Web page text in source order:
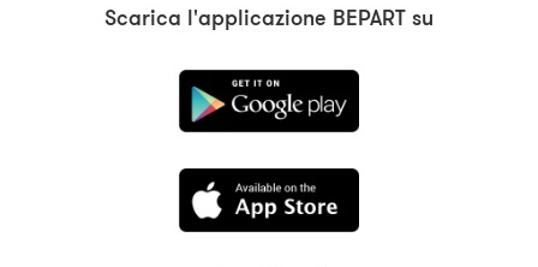
Scarica l'applicazione BEPART su